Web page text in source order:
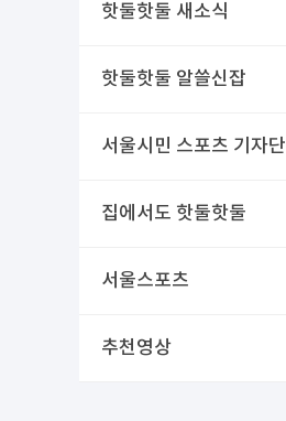
핫둘핫둘 새소식
핫둘핫둘 알쓸신잡
서울시민 스포츠 기자단
집에서도 핫둘핫둘
서울스포츠
추천영상